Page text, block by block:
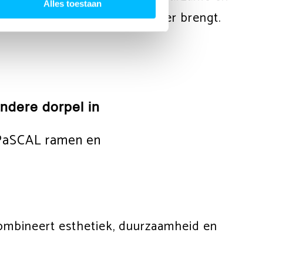
Alles toestaan
en deuren een stap verder brengt.
dorpel in
ramen en
esthetiek, duurzaamheid en